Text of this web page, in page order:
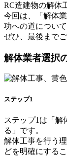
RC造建物の解体
今回は、「解体
功への道につい
ぜひ、最後までご
解体業者選択
ステップ1
ステップ1は「解
る」です。
解体工事を行う
どを明確にする